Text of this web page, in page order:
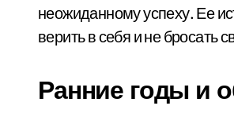
неожиданному успеху. Ее
верить в себя и не бросать
Ранние годы и